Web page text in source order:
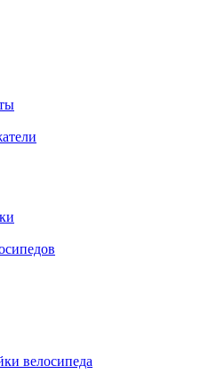
велосипеда